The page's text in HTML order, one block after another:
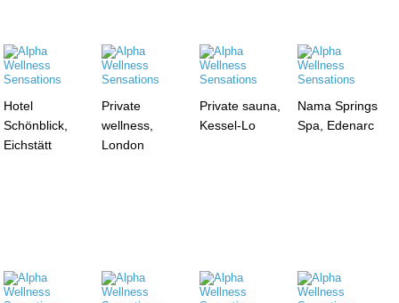
Hotel
Schönblick,
Eichstätt
Private
wellness,
London
Private sauna,
Kessel-Lo
Nama Springs
Spa, Edenarc